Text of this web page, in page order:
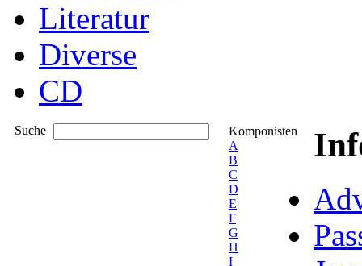
Literatur
Diverse
CD
Suche
Komponisten
A
B
C
D
E
F
G
H
I